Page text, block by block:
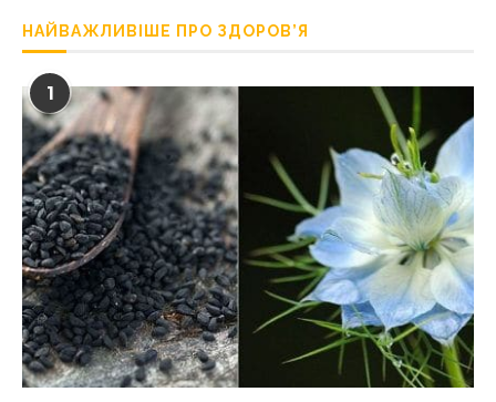
НАЙВАЖЛИВІШЕ ПРО ЗДОРОВ’Я
1